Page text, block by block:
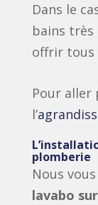
Dans le
bains très
offrir tous
Pour aller
l’
plomberie
Nous
lavabo